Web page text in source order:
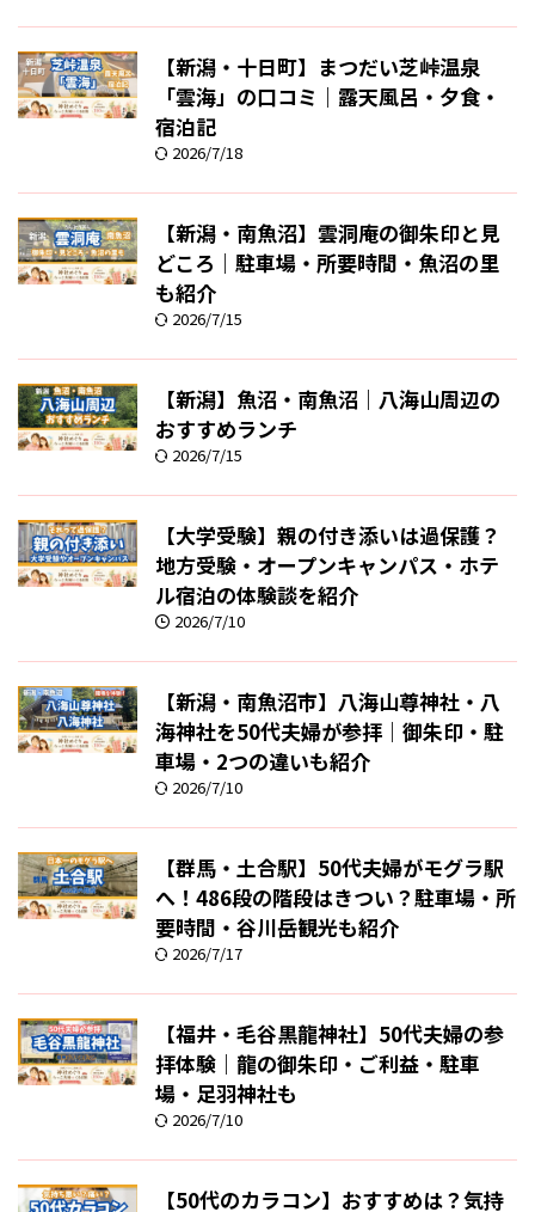
【新潟・十日町】まつだい芝峠温泉
「雲海」の口コミ｜露天風呂・夕食・
宿泊記
2026/7/18
【新潟・南魚沼】雲洞庵の御朱印と見
どころ｜駐車場・所要時間・魚沼の里
も紹介
2026/7/15
【新潟】魚沼・南魚沼｜八海山周辺の
おすすめランチ
2026/7/15
【大学受験】親の付き添いは過保護？
地方受験・オープンキャンパス・ホテ
ル宿泊の体験談を紹介
2026/7/10
【新潟・南魚沼市】八海山尊神社・八
海神社を50代夫婦が参拝｜御朱印・駐
車場・2つの違いも紹介
2026/7/10
【群馬・土合駅】50代夫婦がモグラ駅
へ！486段の階段はきつい？駐車場・所
要時間・谷川岳観光も紹介
2026/7/17
【福井・毛谷黒龍神社】50代夫婦の参
拝体験｜龍の御朱印・ご利益・駐車
場・足羽神社も
2026/7/10
【50代のカラコン】おすすめは？気持